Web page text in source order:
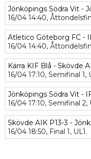
Jönköpings Södra Vit -
16/04 14:40,
Atletico Göteborg FC -
16/04 14:40,
Kärra KIF Blå - Skövde
16/04 17:10, Semifinal 1,
Jönköpings Södra Vit -
16/04 17:10, Semifinal 2,
Skövde AIK P13-3 -
16/04 18:50, Final 1, UL1.